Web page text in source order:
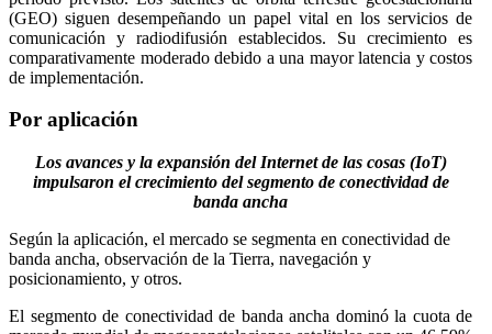
(GEO) siguen desempeñando un papel vital en los servicios de
comunicación y radiodifusión establecidos. Su crecimiento es
comparativamente moderado debido a una mayor latencia y costos
de implementación.
Por aplicación
Los avances y la expansión del Internet de las cosas (IoT)
impulsaron el crecimiento del segmento de conectividad de
banda ancha
Según la aplicación, el mercado se segmenta en conectividad de
banda ancha, observación de la Tierra, navegación y
posicionamiento, y otros.
El segmento de conectividad de banda ancha dominó la cuota de